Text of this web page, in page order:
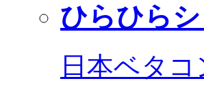
ひらひら
日本ベタ